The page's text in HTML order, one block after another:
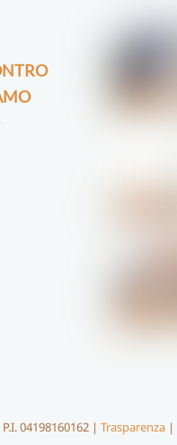
04198160162 | Trasparenza|